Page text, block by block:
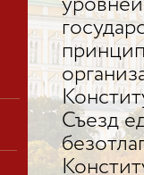
Съезд